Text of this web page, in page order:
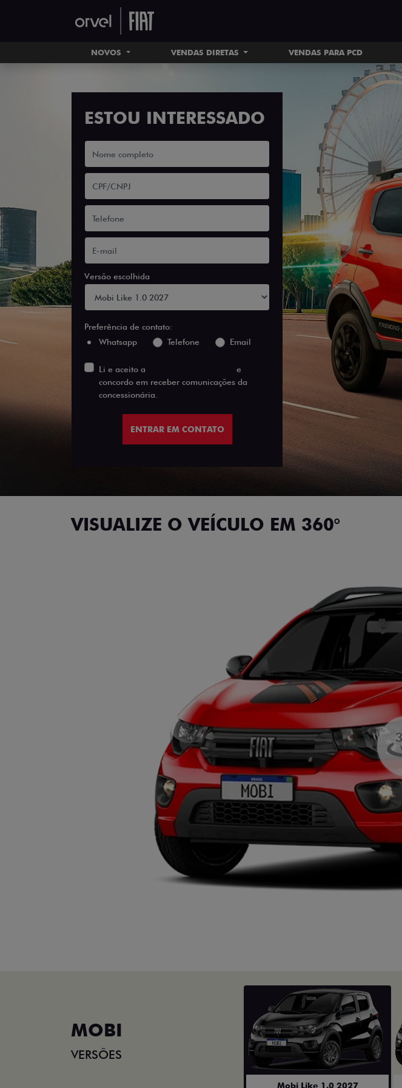
NOVOS VENDAS DIRETAS VENDAS PARA PCD
ESTOU INTERESSADO
Versão escolhida
Preferência de contato:
Whatsapp
Telefone Email
Li e aceito a
e
concordo em receber comunicações da
concessionária.
ENTRAR EM CONTATO
VISUALIZE O VEÍCULO EM 360°
MOBI
VERSÕES
Mobi Like 1.0 2027